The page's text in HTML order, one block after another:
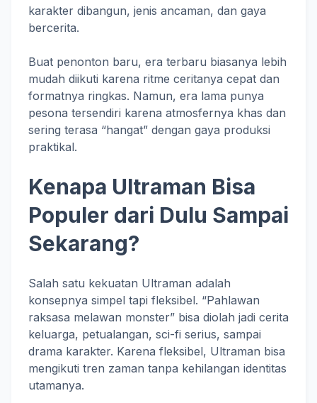
karakter dibangun, jenis ancaman, dan gaya
bercerita.
Buat penonton baru, era terbaru biasanya lebih
mudah diikuti karena ritme ceritanya cepat dan
formatnya ringkas. Namun, era lama punya
pesona tersendiri karena atmosfernya khas dan
sering terasa “hangat” dengan gaya produksi
praktikal.
Kenapa Ultraman Bisa
Populer dari Dulu Sampai
Sekarang?
Salah satu kekuatan Ultraman adalah
konsepnya simpel tapi fleksibel. “Pahlawan
raksasa melawan monster” bisa diolah jadi cerita
keluarga, petualangan, sci-fi serius, sampai
drama karakter. Karena fleksibel, Ultraman bisa
mengikuti tren zaman tanpa kehilangan identitas
utamanya.